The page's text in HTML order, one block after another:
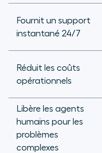
Fournit un support
instantané 24/7
Réduit les coûts
opérationnels
Libère les agents
humains pour les
problèmes
complexes